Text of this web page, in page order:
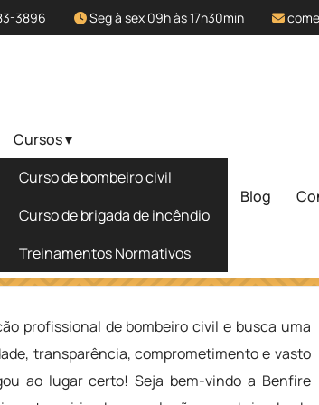
3896 Seg à sex 09h às 17h30min
Cursos ▾
Curso de bombeiro civil
Curso de brigada de incêndio
Treinamentos Normativos
Blog
de
Sorocaba - SP
Solicite um
profissional de bombeiro civil e busca uma
transparência, comprometimento e vasto
ao lugar certo! Seja bem-vindo a Benfire